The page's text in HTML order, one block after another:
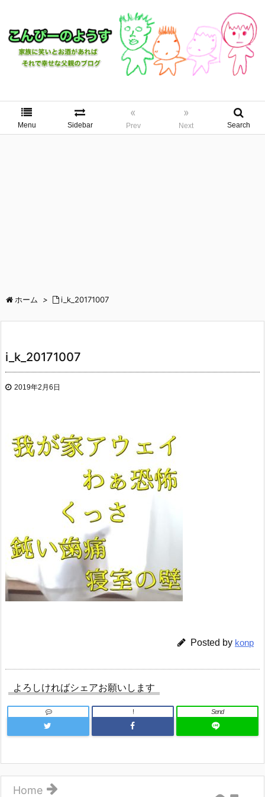
Menu Sidebar
«
Prev
»
Next Search
ホーム > i_k_20171007
i_k_20171007
2019年2月6日
Posted by konp
よろしければシェアお願いします
! Send
Home